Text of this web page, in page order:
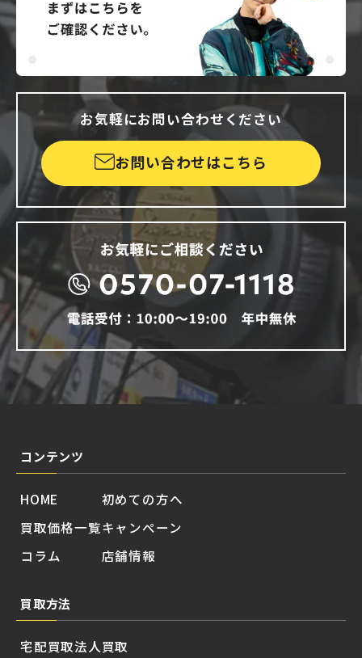
お気軽にお問い合わせください
お問い合わせはこちら
コンテンツ
HOME
買取価格一覧
コラム
初めての方へ
キャンペーン
店舗情報
買取方法
宅配買取法人買取